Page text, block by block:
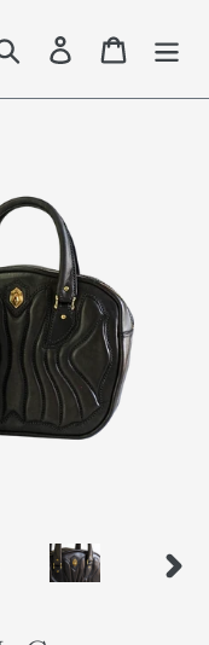
検索 Log in Cart